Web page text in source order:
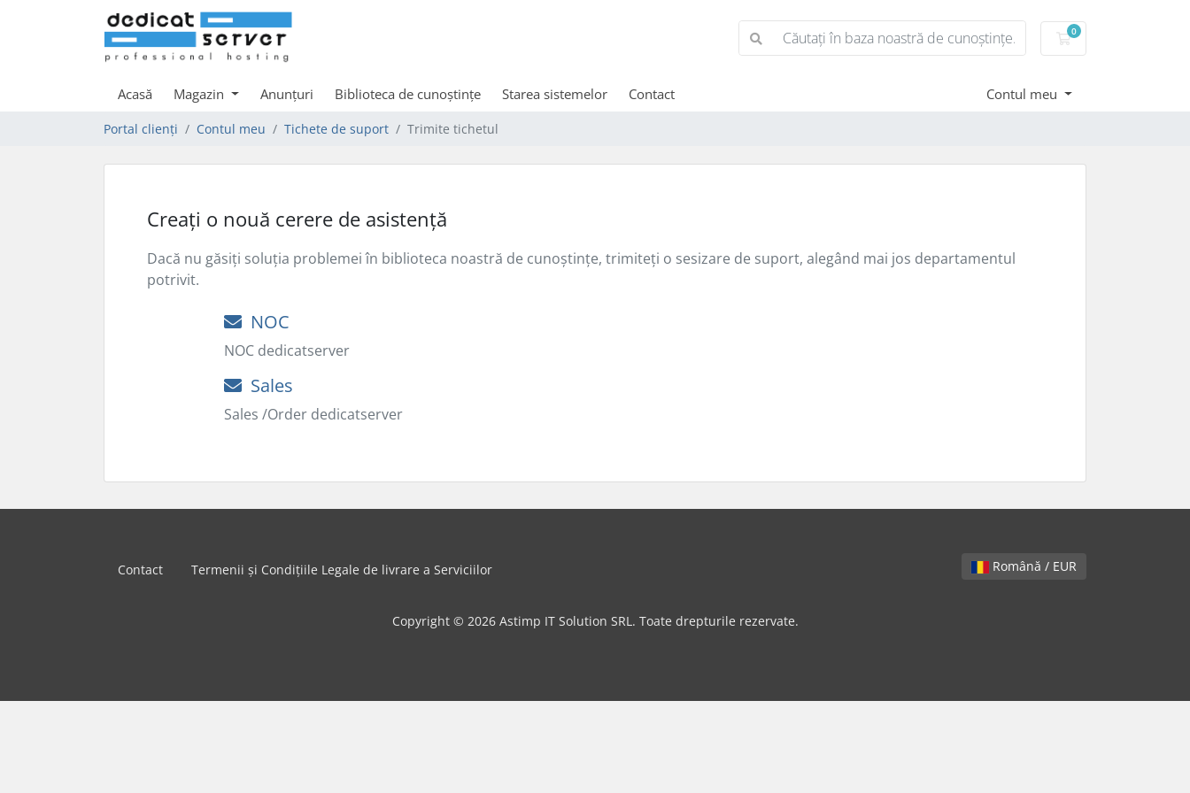
0
Coș de cumpărături
Acasă Magazin Anunțuri Biblioteca de cunoștințe Starea sistemelor Contact Contul meu
Portal clienți Contul meu Tichete de suport Trimite tichetul
Creați o nouă cerere de asistență
Dacă nu găsiți soluția problemei în biblioteca noastră de cunoștințe, trimiteți o sesizare de suport, alegând mai jos departamentul
potrivit.
NOC
NOC dedicatserver
Sales
Sales /Order dedicatserver
Română / EUR
Contact Termenii și Condițiile Legale de livrare a Serviciilor
Copyright © 2026 Astimp IT Solution SRL. Toate drepturile rezervate.